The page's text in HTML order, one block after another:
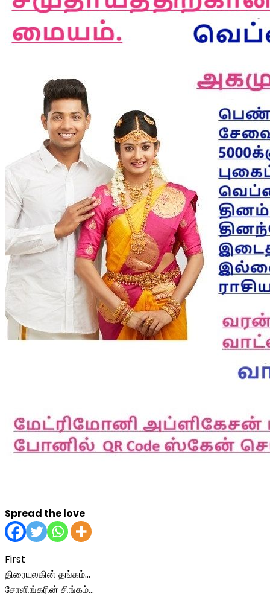
Spread the love
First
திரையுலகின் தங்கம்…
சோளிங்கரின் சிங்கம்…